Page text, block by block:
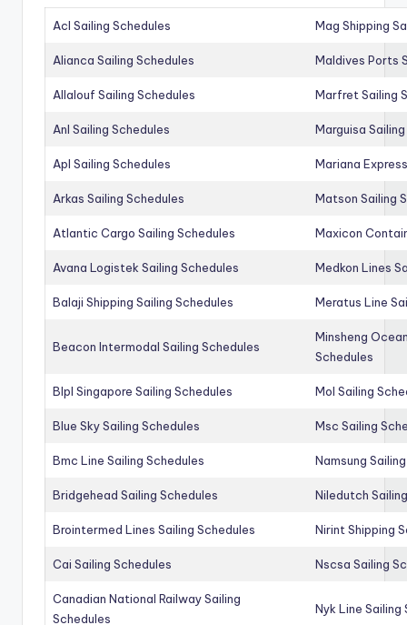
Acl Sailing Schedules Mag Shipping
Alianca Sailing Schedules Maldives Ports
Allalouf Sailing Schedules Marfret Sailing
Anl Sailing Schedules Marguisa
Apl Sailing Schedules Mariana
Arkas Sailing Schedules Matson Sailing
Atlantic Cargo Sailing Schedules Maxicon
Avana Logistek Sailing Schedules Medkon Lines
Balaji Shipping Sailing Schedules Meratus Line
Beacon Intermodal Sailing Schedules
Minsheng
Schedules
Blpl Singapore Sailing Schedules Mol Sailing
Blue Sky Sailing Schedules Msc Sailing
Bmc Line Sailing Schedules Namsung
Bridgehead Sailing Schedules Niledutch
Brointermed Lines Sailing Schedules Nirint Shipping
Cai Sailing Schedules Nscsa Sailing
Canadian National Railway Sailing
Schedules
Nyk Line Sailing